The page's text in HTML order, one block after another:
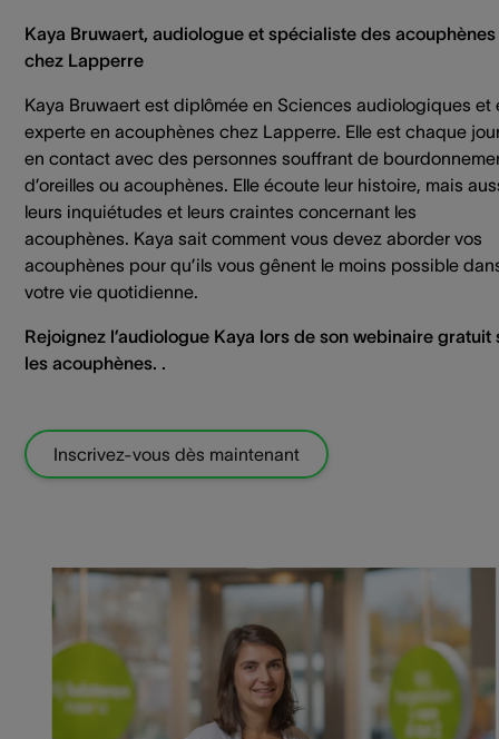
Kaya Bruwaert, audiologue et spécialiste des acouphènes
chez Lapperre
Kaya Bruwaert est diplômée en Sciences audiologiques et
experte en acouphènes chez Lapperre. Elle est chaque
en contact avec des personnes souffrant de
d’oreilles ou acouphènes. Elle écoute leur histoire, mais
leurs inquiétudes et leurs craintes concernant les
acouphènes. Kaya sait comment vous devez aborder vos
acouphènes pour qu’ils vous gênent le moins possible
votre vie quotidienne.
Rejoignez l’audiologue Kaya lors de son webinaire gratuit
les acouphènes. .
Inscrivez-vous dès maintenant